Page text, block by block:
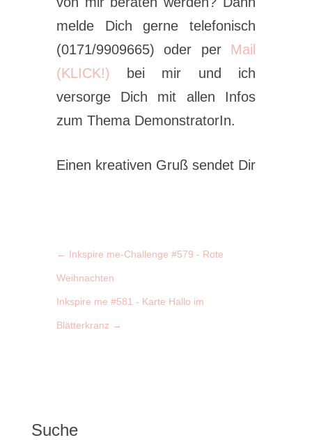
melde Dich gerne telefonisch
(0171/9909665) oder per Mail
(KLICK!) bei mir und ich
versorge Dich mit allen Infos
zum Thema DemonstratorIn.
Einen kreativen Gruß sendet Dir
← Inkspire me-Challenge #579 - Rote
Weihnachten
Inkspire me #581 - Karte Hallo im
Blätterkranz →
Suche